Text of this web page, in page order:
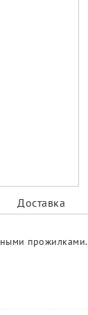
Доставка
прожилками.